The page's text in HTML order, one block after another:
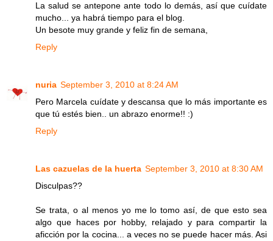
La salud se antepone ante todo lo demás, así que cuídate
mucho... ya habrá tiempo para el blog.
Un besote muy grande y feliz fin de semana,
Reply
nuria September 3, 2010 at 8:24 AM
Pero Marcela cuídate y descansa que lo más importante es
que tú estés bien.. un abrazo enorme!! :)
Reply
Las cazuelas de la huerta September 3, 2010 at 8:30 AM
Disculpas??
Se trata, o al menos yo me lo tomo así, de que esto sea
algo que haces por hobby, relajado y para compartir la
aficción por la cocina... a veces no se puede hacer más. Asi